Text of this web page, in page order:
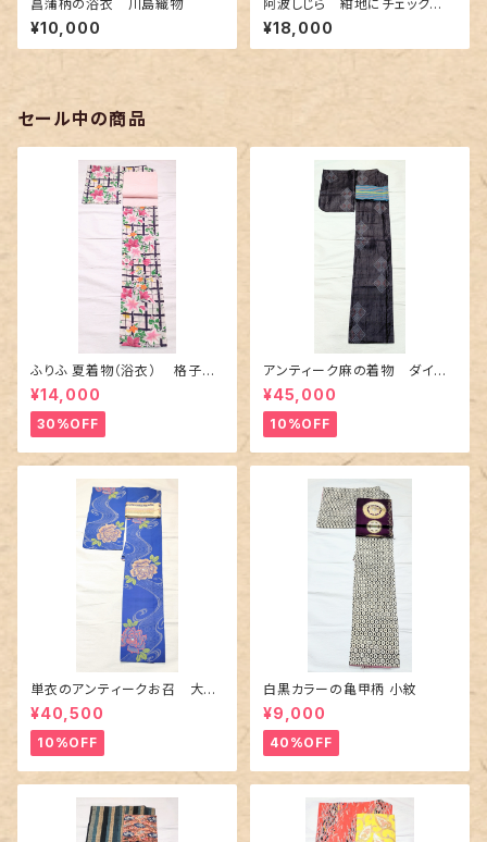
菖蒲柄の浴衣 川島織物
¥10,000
阿波しじら 紺地にチェック
柄〜赤色とクリーム色〜
¥18,000
セール中の商品
ふりふ 夏着物（浴衣） 格子に
百合や秋草花
¥14,000
30%OFF
アンティーク麻の着物 ダイヤ
に市松柄の上布
¥45,000
10%OFF
単衣のアンティークお召 大輪
の薔薇柄柄
¥40,500
10%OFF
白黒カラーの亀甲柄 小紋
¥9,000
40%OFF